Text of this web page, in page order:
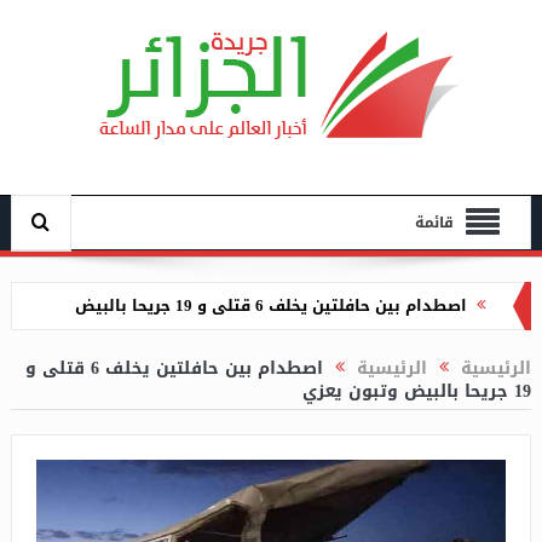
قائمة
نشوب الحرائق في الغابات والأدغال والمناطق الحضرية
عطاف يكشف عن مناقشة إبرام اتفاقية جديدة تمكن
توقيف المتورطين في الاعتداء على أطفال الكشافة
بمستغانم
الرئيسية الرئيسية اصطدام بين حافلتين يخلف 6 قتلى و
19 جريحا بالبيض وتبون يعزي